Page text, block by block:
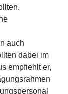
auch
dabei im
empfiehlt er,